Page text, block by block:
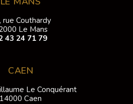
rue Couthardy
Le Mans
43 24 71 79
CAEN
Le Conquérant
14000 Caen